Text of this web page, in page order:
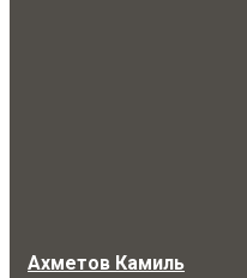
Ахметов Камиль